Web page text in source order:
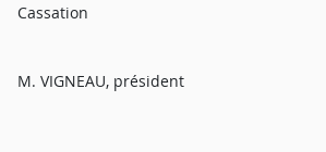
Cassation
M. VIGNEAU, président